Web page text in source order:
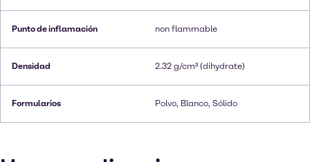
Punto de inflamación non flammable
Densidad 2.32 g/cm³ (dihydrate)
Formularios Polvo, Blanco, Sólido